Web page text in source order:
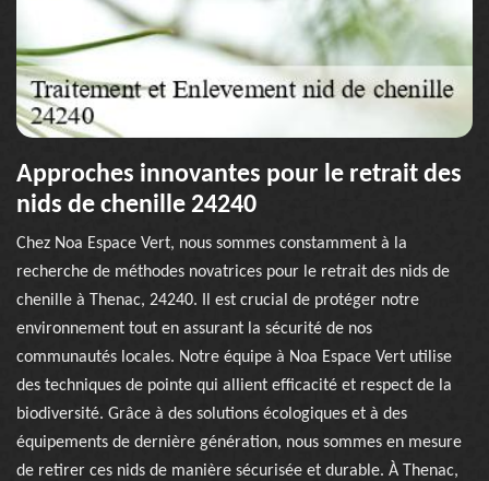
Approches innovantes pour le retrait des
nids de chenille 24240
Chez Noa Espace Vert, nous sommes constamment à la
recherche de méthodes novatrices pour le retrait des nids de
chenille à Thenac, 24240. Il est crucial de protéger notre
environnement tout en assurant la sécurité de nos
communautés locales. Notre équipe à Noa Espace Vert utilise
des techniques de pointe qui allient efficacité et respect de la
biodiversité. Grâce à des solutions écologiques et à des
équipements de dernière génération, nous sommes en mesure
de retirer ces nids de manière sécurisée et durable. À Thenac,